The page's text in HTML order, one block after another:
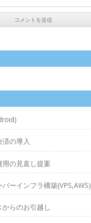
の導入
の見直し提案
ーインフラ構築(VPS,AWS)
らのお引越し